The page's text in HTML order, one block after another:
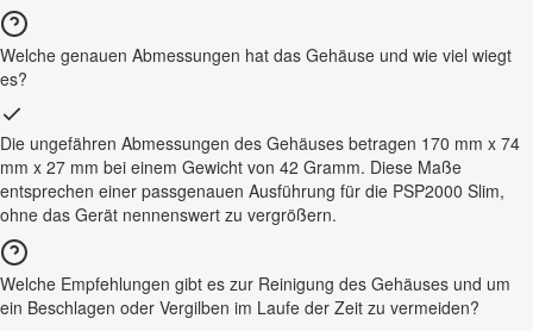
Welche genauen Abmessungen hat das Gehäuse und wie viel wiegt
es?
Die ungefähren Abmessungen des Gehäuses betragen 170 mm x 74
mm x 27 mm bei einem Gewicht von 42 Gramm. Diese Maße
entsprechen einer passgenauen Ausführung für die PSP2000 Slim,
ohne das Gerät nennenswert zu vergrößern.
Welche Empfehlungen gibt es zur Reinigung des Gehäuses und um
ein Beschlagen oder Vergilben im Laufe der Zeit zu vermeiden?